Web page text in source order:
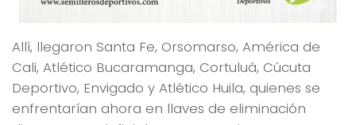
Allí, llegaron Santa Fe, Orsomarso, América de
Cali, Atlético Bucaramanga, Cortuluá, Cúcuta
Deportivo, Envigado y Atlético Huila, quienes se
enfrentarían ahora en llaves de eliminación